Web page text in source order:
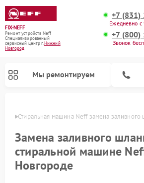
FIX-NEFF
Ремонт устройств Neff
Специализированный
cервисный центр г.Нижний
Новгород
+7 (831)
Ежедневно
+7
Звонок
Мы ремонтируем
Стиральная машина Neff замена заливного
Замена заливного
стиральной машине
Новгороде